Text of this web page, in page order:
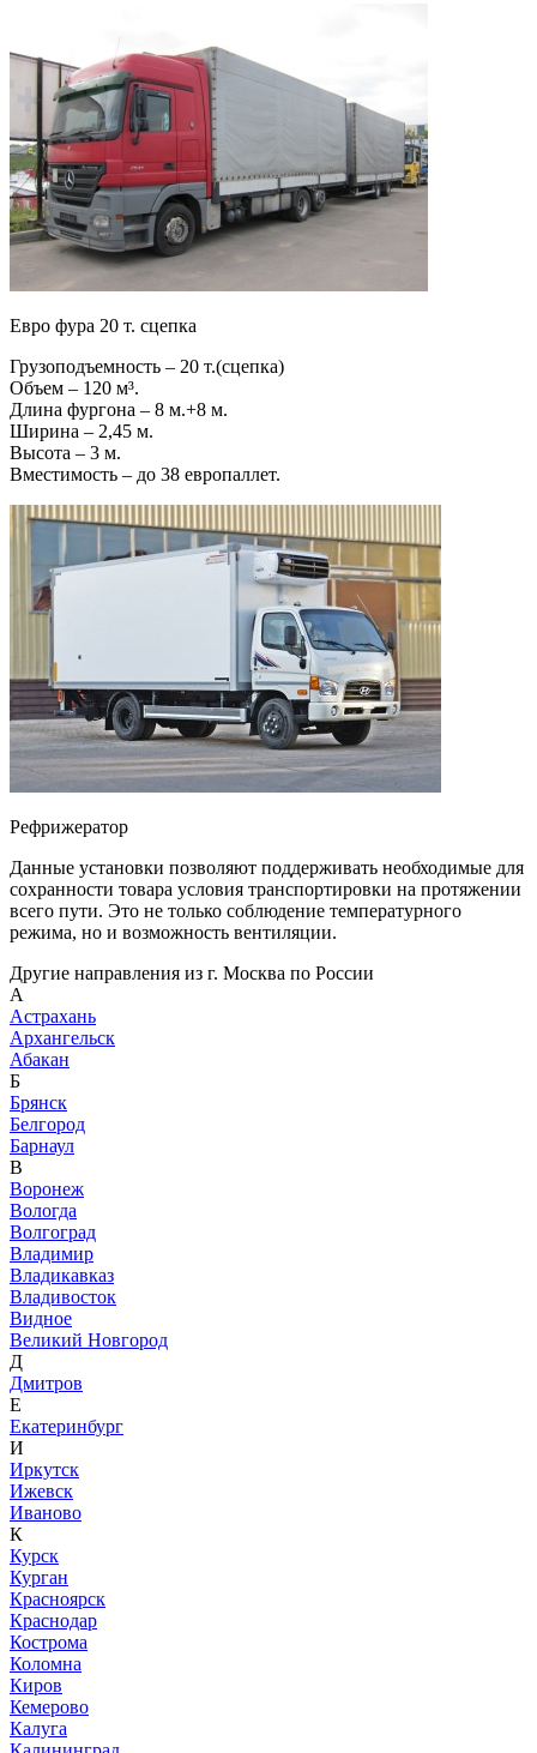
Евро фура 20 т. сцепка
Грузоподъемность – 20 т.(сцепка)
Объем – 120 м³.
Длина фургона – 8 м.+8 м.
Ширина – 2,45 м.
Высота – 3 м.
Вместимость – до 38 европаллет.
Рефрижератор
Данные установки позволяют поддерживать необходимые для
сохранности товара условия транспортировки на протяжении
всего пути. Это не только соблюдение температурного
режима, но и возможность вентиляции.
Другие направления из г. Москва по России
А
Астрахань
Архангельск
Абакан
Б
Брянск
Белгород
Барнаул
В
Воронеж
Вологда
Волгоград
Владимир
Владикавказ
Владивосток
Видное
Великий Новгород
Д
Дмитров
Е
Екатеринбург
И
Иркутск
Ижевск
Иваново
К
Курск
Курган
Красноярск
Краснодар
Кострома
Коломна
Киров
Кемерово
Калуга